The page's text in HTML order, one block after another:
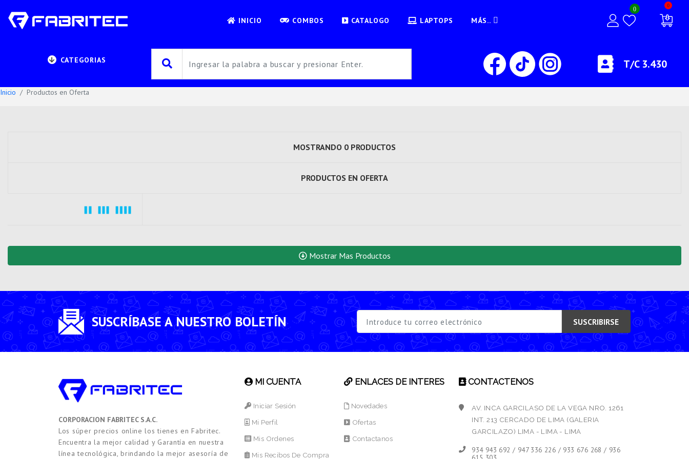
INICIO COMBOS CATALOGO LAPTOPS MÁS..
0
0
CATEGORIAS T/C 3.430
Inicio Productos en Oferta
MOSTRANDO 0 PRODUCTOS
PRODUCTOS EN OFERTA
Mostrar Mas Productos
SUSCRÍBASE A NUESTRO BOLETÍN SUSCRIBIRSE
CORPORACION FABRITEC S.A.C.
Los súper precios online los tienes en Fabritec.
Encuentra la mejor calidad y Garantía en nuestra
línea tecnológica, brindando la mejor asesoría de
MI CUENTA
Iniciar Sesión
Mi Perfil
Mis Ordenes
Mis Recibos De Compra
ENLACES DE INTERES
Novedades
Ofertas
Contactanos
CONTACTENOS
AV. INCA GARCILASO DE LA VEGA NRO. 1261
INT. 213 CERCADO DE LIMA (GALERIA
GARCILAZO) LIMA - LIMA - LIMA
934 943 692 / 947 336 226 / 933 676 268 / 936